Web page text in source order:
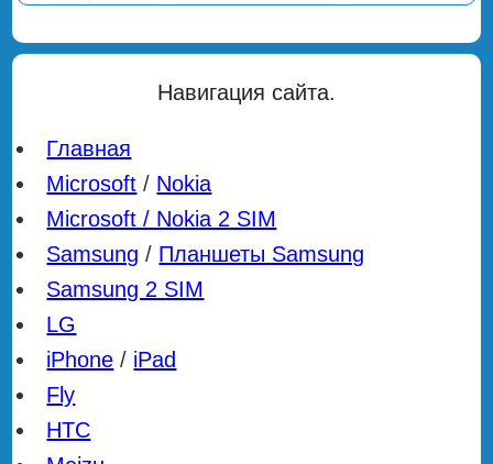
Навигация сайта.
Главная
Microsoft / Nokia
Microsoft / Nokia 2 SIM
Samsung / Планшеты Samsung
Samsung 2 SIM
LG
iPhone / iPad
Fly
HTC